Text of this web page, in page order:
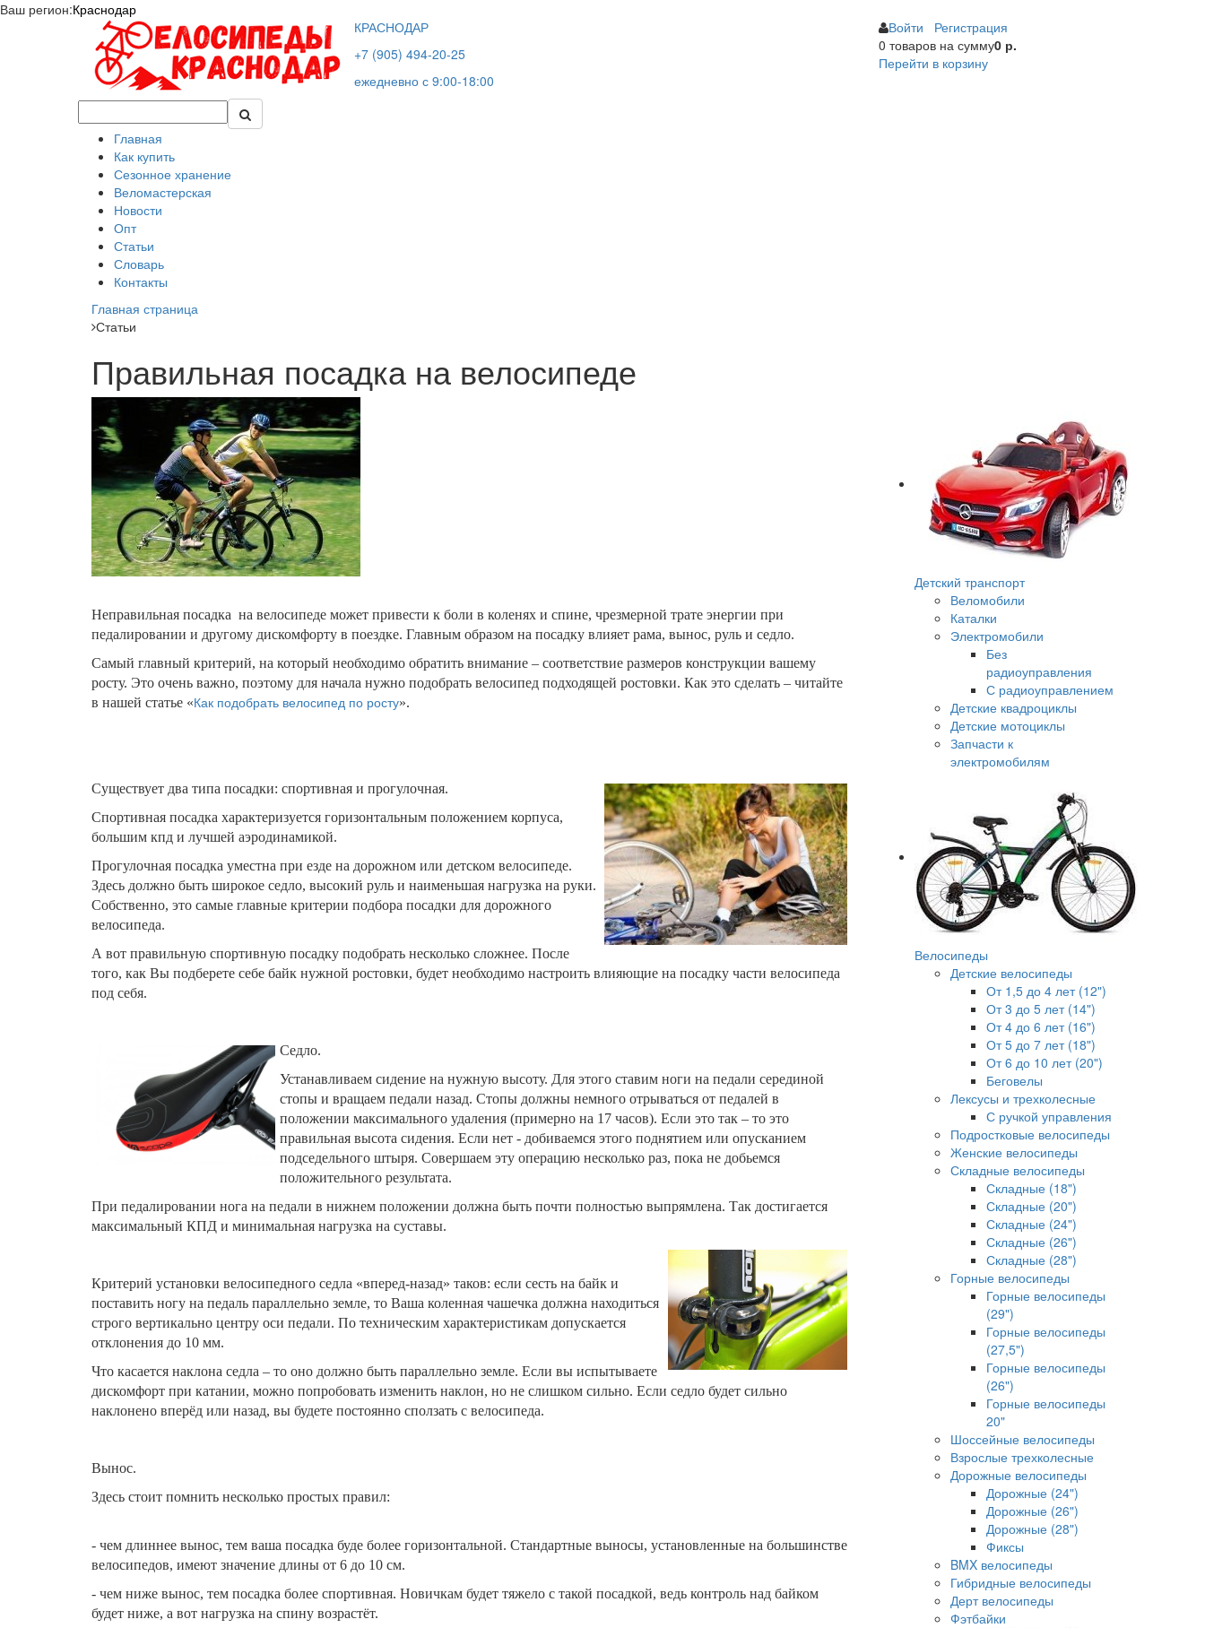
Ваш регион:Краснодар
КРАСНОДАР
+7 (905) 494-20-25
ежедневно с 9:00-18:00
Войти
Регистрация
0 товаровна сумму0 р.
Перейти в корзину
Главная
Как купить
Сезонное хранение
Веломастерская
Новости
Опт
Статьи
Словарь
Контакты
Главная страница
Статьи
Правильная посадка на велосипеде
Неправильная посадка на велосипеде может привести к боли в коленях и спине, чрезмерной трате энергии при
педалировании и другому дискомфорту в поездке. Главным образом на посадку влияет рама, вынос, руль и седло.
Самый главный критерий, на который необходимо обратить внимание – соответствие размеров конструкции вашему
росту. Это очень важно, поэтому для начала нужно подобрать велосипед подходящей ростовки. Как это сделать – читайте
в нашей статье «Как подобрать велосипед по росту».
Существует два типа посадки: спортивная и прогулочная.
Спортивная посадка характеризуется горизонтальным положением корпуса,
большим кпд и лучшей аэродинамикой.
Прогулочная посадка уместна при езде на дорожном или детском велосипеде.
Здесь должно быть широкое седло, высокий руль и наименьшая нагрузка на руки.
Собственно, это самые главные критерии подбора посадки для дорожного
велосипеда.
А вот правильную спортивную посадку подобрать несколько сложнее. После
того, как Вы подберете себе байк нужной ростовки, будет необходимо настроить влияющие на посадку части велосипеда
под себя.
Седло.
Устанавливаем сидение на нужную высоту. Для этого ставим ноги на педали серединой
стопы и вращаем педали назад. Стопы должны немного отрываться от педалей в
положении максимального удаления (примерно на 17 часов). Если это так – то это
правильная высота сидения. Если нет - добиваемся этого поднятием или опусканием
подседельного штыря. Совершаем эту операцию несколько раз, пока не добьемся
положительного результата.
При педалировании нога на педали в нижнем положении должна быть почти полностью выпрямлена. Так достигается
максимальный КПД и минимальная нагрузка на суставы.
Критерий установки велосипедного седла «вперед-назад» таков: если сесть на байк и
поставить ногу на педаль параллельно земле, то Ваша коленная чашечка должна находиться
строго вертикально центру оси педали. По техническим характеристикам допускается
отклонения до 10 мм.
Что касается наклона седла – то оно должно быть параллельно земле. Если вы испытываете
дискомфорт при катании, можно попробовать изменить наклон, но не слишком сильно. Если седло будет сильно
наклонено вперёд или назад, вы будете постоянно сползать с велосипеда.
Вынос.
Здесь стоит помнить несколько простых правил:
- чем длиннее вынос, тем ваша посадка буде более горизонтальной. Стандартные выносы, установленные на большинстве
велосипедов, имеют значение длины от 6 до 10 см.
- чем ниже вынос, тем посадка более спортивная. Новичкам будет тяжело с такой посадкой, ведь контроль над байком
будет ниже, а вот нагрузка на спину возрастёт.
Детский транспорт
Веломобили
Каталки
Электромобили
Без
радиоуправления
С радиоуправлением
Детские квадроциклы
Детские мотоциклы
Запчасти к
электромобилям
Велосипеды
Детские велосипеды
От 1,5 до 4 лет (12")
От 3 до 5 лет (14")
От 4 до 6 лет (16")
От 5 до 7 лет (18")
От 6 до 10 лет (20")
Беговелы
Лексусы и трехколесные
С ручкой управления
Подростковые велосипеды
Женские велосипеды
Складные велосипеды
Складные (18")
Складные (20")
Складные (24")
Складные (26")
Складные (28")
Горные велосипеды
Горные велосипеды
(29")
Горные велосипеды
(27,5")
Горные велосипеды
(26")
Горные велосипеды
20"
Шоссейные велосипеды
Взрослые трехколесные
Дорожные велосипеды
Дорожные (24")
Дорожные (26")
Дорожные (28")
Фиксы
BMX велосипеды
Гибридные велосипеды
Дерт велосипеды
Фэтбайки